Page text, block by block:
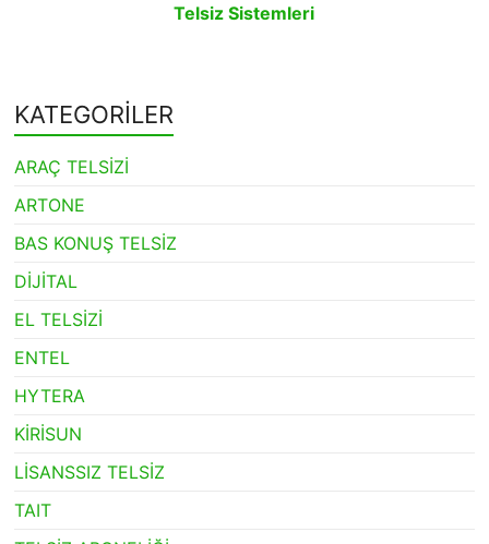
Telsiz Sistemleri
KATEGORİLER
ARAÇ TELSİZİ
ARTONE
BAS KONUŞ TELSİZ
DİJİTAL
EL TELSİZİ
ENTEL
HYTERA
KİRİSUN
LİSANSSIZ TELSİZ
TAIT